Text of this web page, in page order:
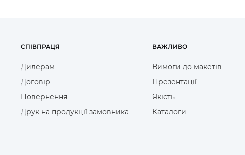
СПІВПРАЦЯ
Дилерам
Договір
Повернення
Друк на продукції замовника
ВАЖЛИВО
Вимоги до макетів
Презентації
Якість
Каталоги